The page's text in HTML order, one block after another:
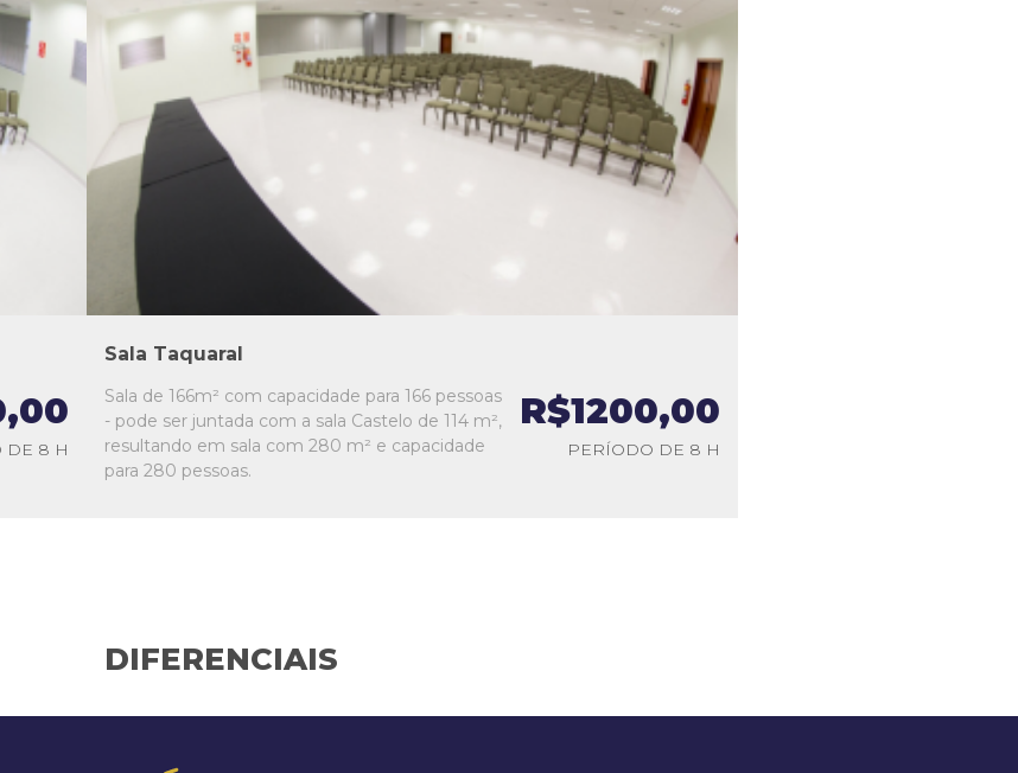
DE 8 H
L1
L3
L4
L5
Sala Taquaral
Sala de 166m² com capacidade para 166 pessoas
- pode ser juntada com a sala Castelo de 114 m²,
resultando em sala com 280 m² e capacidade
para 280 pessoas.
R$1200,00
PERÍODO DE 8 H
DIFERENCIAIS